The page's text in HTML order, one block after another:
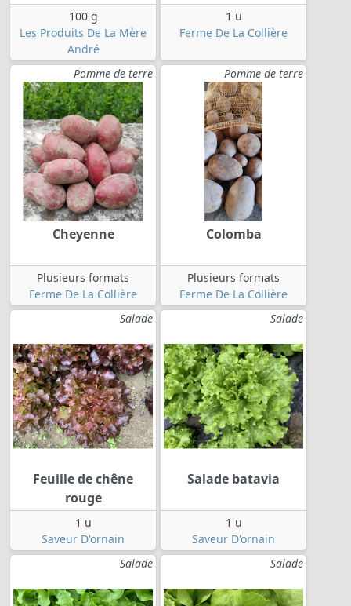
100 g
Les Produits De La Mère
André
1 u
Ferme De La Collière
Pomme de terre
Cheyenne
Plusieurs formats
Ferme De La Collière
Pomme de terre
Colomba
Plusieurs formats
Ferme De La Collière
Salade
Feuille de chêne
rouge
1 u
Saveur D'ornain
Salade
Salade batavia
1 u
Saveur D'ornain
Salade
Salade